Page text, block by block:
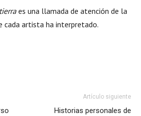
es una llamada de atención de la
cada artista ha interpretado.
Artículo siguiente
Historias personales de